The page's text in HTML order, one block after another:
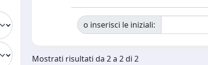
o inserisci le iniziali:
Mostrati risultati da 2 a 2 di 2